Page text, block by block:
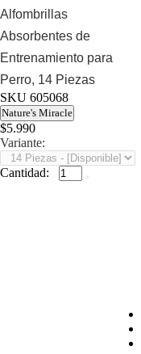
Alfombrillas
Absorbentes de
Entrenamiento para
Perro, 14 Piezas
SKU 605068
Nature's Miracle
$5.990
Variante:
Cantidad: